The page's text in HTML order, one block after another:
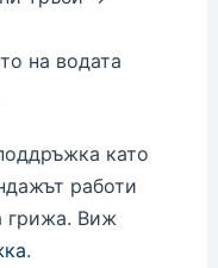
на водата
като
работи
грижа. Виж
.